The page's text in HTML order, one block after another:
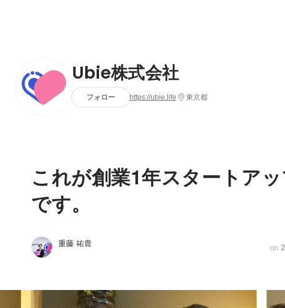
Ubie株式会社
フォロー https://ubie.life 東京都
これが創業1年スタートアッ
です。
重藤 祐貴 on